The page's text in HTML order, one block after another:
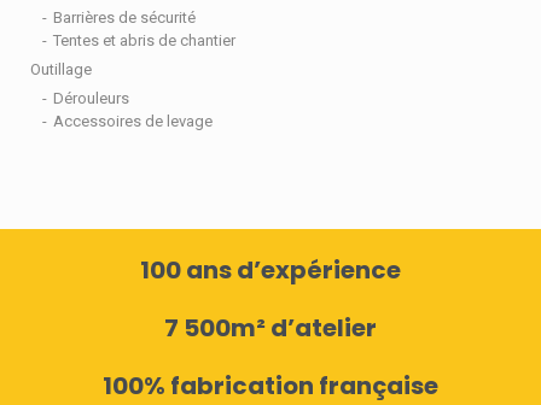
Barrières de sécurité
Tentes et abris de chantier
Outillage
Dérouleurs
Accessoires de levage
100 ans d’expérience
7 500m² d’atelier
100% fabrication française